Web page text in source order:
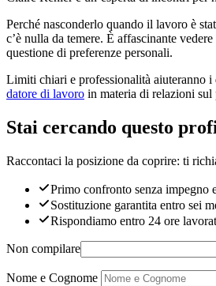
Perché nasconderlo quando il lavoro è
c’è nulla da temere. È affascinante
questione di preferenze personali.
Limiti chiari e professionalità aiuteranno i
datore di lavoro in materia di relazioni
Stai cercando questo
Raccontaci la posizione da coprire: ti
Primo confronto senza impegno
Sostituzione garantita entro sei
Rispondiamo entro 24 ore
Non compilare
Nome e Cognome